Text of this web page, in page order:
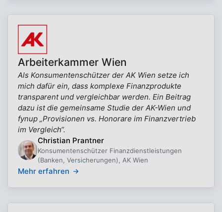
Arbeiterkammer Wien
Als Konsumentenschützer der AK Wien setze ich
mich dafür ein, dass komplexe Finanzprodukte
transparent und vergleichbar werden. Ein Beitrag
dazu ist die gemeinsame Studie der AK-Wien und
fynup „Provisionen vs. Honorare im Finanzvertrieb
im Vergleich“.
Christian Prantner
Konsumentenschützer Finanzdienstleistungen
(Banken, Versicherungen), AK Wien
Mehr erfahren